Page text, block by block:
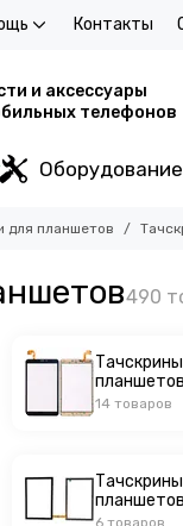
Контакты
и аксессуары
телефонов
для планшетов
14 товаров
6 товаров